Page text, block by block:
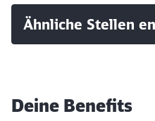
Ähnliche Stellen
Deine Benefits